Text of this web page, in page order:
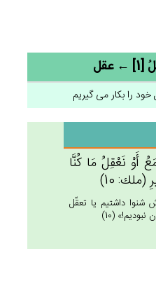
را بکار می گیریم
أَوْ نَعْقِل‌ُ مَا كُنَّا
10)
شنوا داشتيم يا تعقّل
(10)